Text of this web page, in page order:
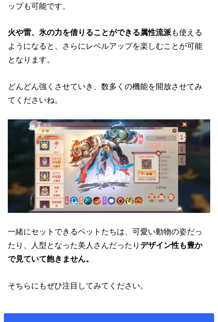
ップも可能です。
火や雷、氷の力を借りることができる属性流派も使える
ようになると、さらにレベルアップを楽しむことが可能
となります。
どんどん強くさせていき、数多くの機能を開放させてみ
てくださいね。
一緒にセットできるペットたちは、可愛い動物の姿だっ
たり、人型となった美人さんだったりデザイン性も豊か
で見ていて飽きません。
そちらにもぜひ注目してみてください。